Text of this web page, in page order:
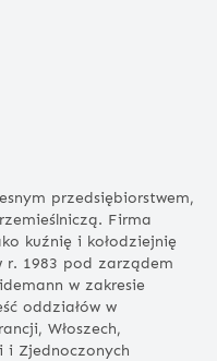
przedsiębiorstwem,
Firma
kuźnię i kołodziejnię
r. 1983 pod zarządem
w zakresie
oddziałów w
Włoszech,
i Zjednoczonych